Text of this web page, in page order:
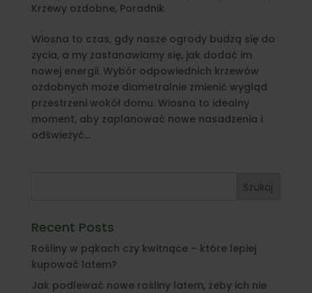
Krzewy ozdobne, Poradnik
Wiosna to czas, gdy nasze ogrody budzą się do
życia, a my zastanawiamy się, jak dodać im
nowej energii. Wybór odpowiednich krzewów
ozdobnych może diametralnie zmienić wygląd
przestrzeni wokół domu. Wiosna to idealny
moment, aby zaplanować nowe nasadzenia i
odświeżyć...
Szukaj
Recent Posts
Rośliny w pąkach czy kwitnące – które lepiej
kupować latem?
Jak podlewać nowe rośliny latem, żeby ich nie